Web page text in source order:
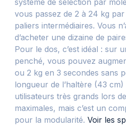
vous passez de 2 à 24 kg
paliers intermédiaires. Vous
d’acheter une dizaine de
Pour le dos, c’est idéal : sur
penché, vous pouvez
ou 2 kg en 3 secondes sans
longueur de l’haltère (43
utilisateurs très grands lors
maximales, mais c’est un
pour la modularité. Voir les